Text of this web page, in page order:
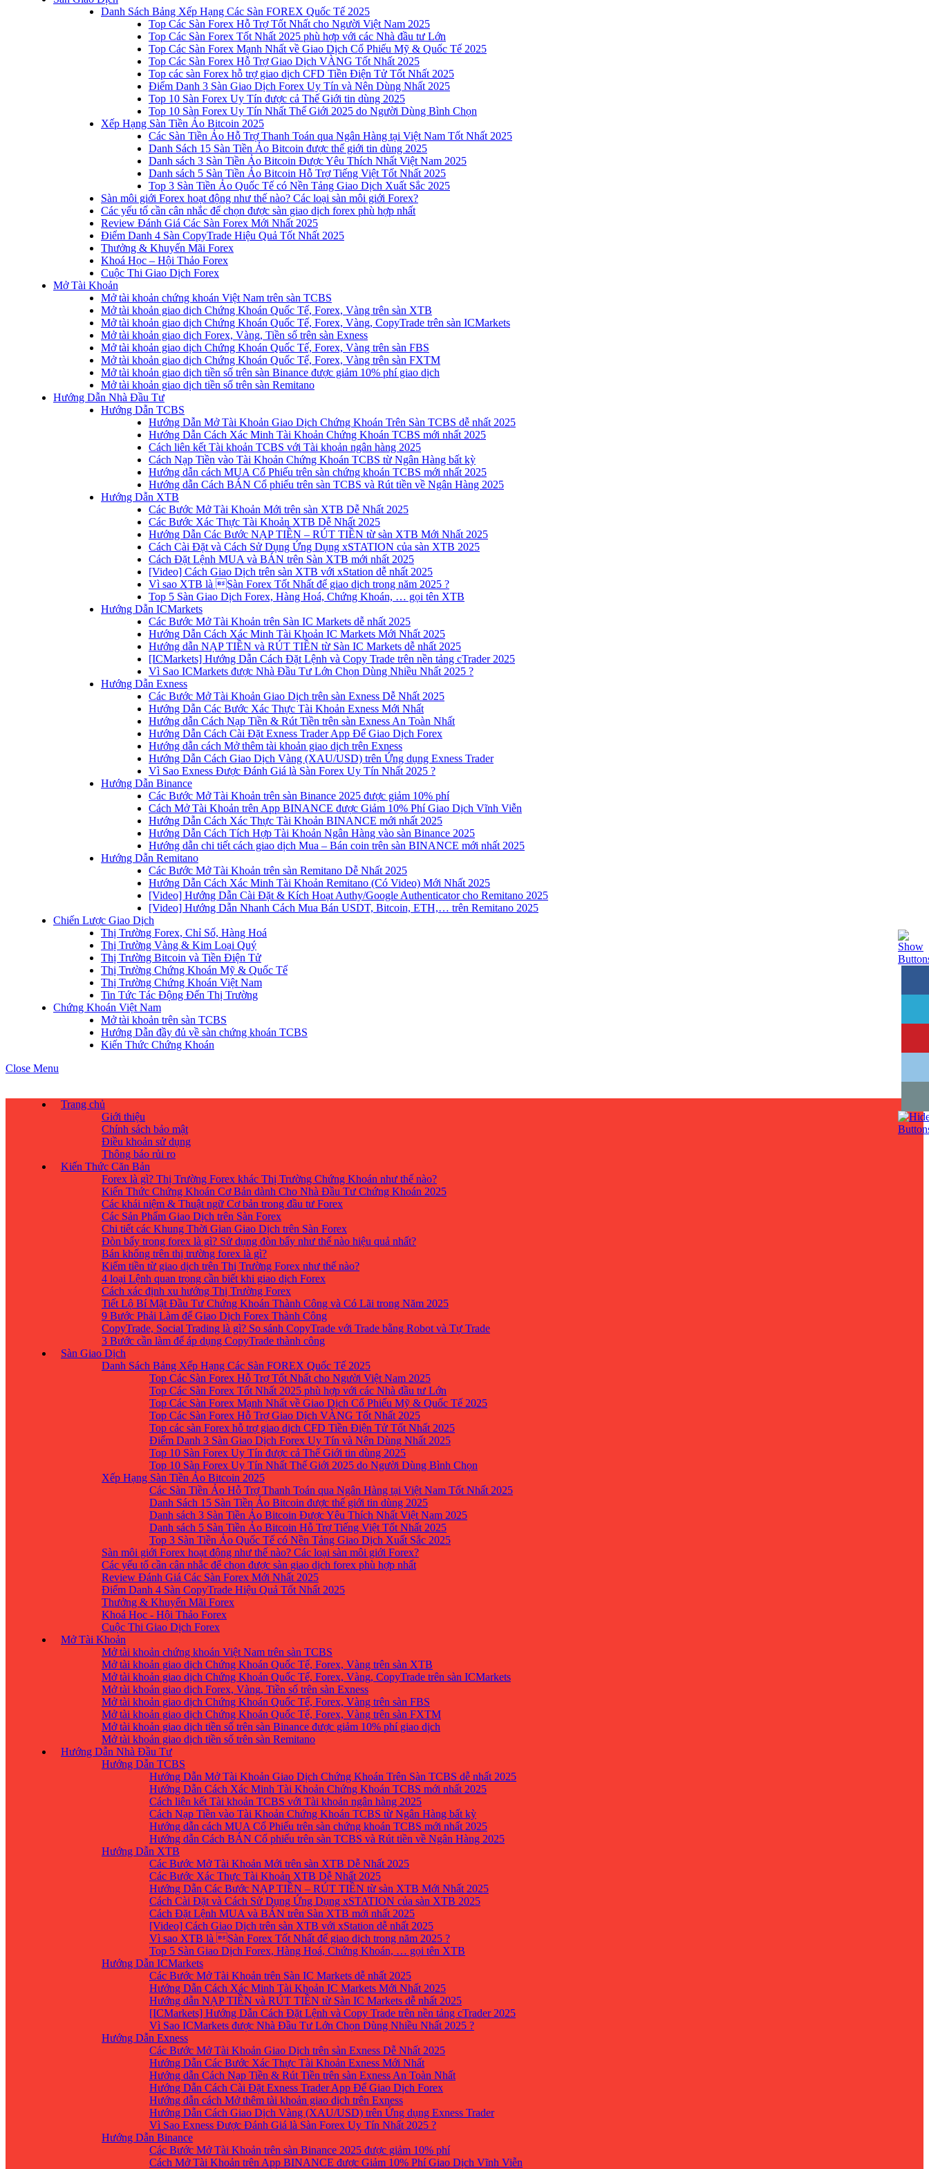
Danh Sách Bảng Xếp Hạng Các Sàn FOREX Quốc Tế 2025
Top Các Sàn Forex Hỗ Trợ Tốt Nhất cho Người Việt Nam 2025
Top Các Sàn Forex Tốt Nhất 2025 phù hợp với các Nhà đầu tư Lớn
Top Các Sàn Forex Mạnh Nhất về Giao Dịch Cổ Phiếu Mỹ & Quốc Tế 2025
Top Các Sàn Forex Hỗ Trợ Giao Dịch VÀNG Tốt Nhất 2025
Top các sàn Forex hỗ trợ giao dịch CFD Tiền Điện Tử Tốt Nhất 2025
Điểm Danh 3 Sàn Giao Dịch Forex Uy Tín và Nên Dùng Nhất 2025
Top 10 Sàn Forex Uy Tín được cả Thế Giới tin dùng 2025
Top 10 Sàn Forex Uy Tín Nhất Thế Giới 2025 do Người Dùng Bình Chọn
Xếp Hạng Sàn Tiền Ảo Bitcoin 2025
Các Sàn Tiền Ảo Hỗ Trợ Thanh Toán qua Ngân Hàng tại Việt Nam Tốt Nhất 2025
Danh Sách 15 Sàn Tiền Ảo Bitcoin được thế giới tin dùng 2025
Danh sách 3 Sàn Tiền Ảo Bitcoin Được Yêu Thích Nhất Việt Nam 2025
Danh sách 5 Sàn Tiền Ảo Bitcoin Hỗ Trợ Tiếng Việt Tốt Nhất 2025
Top 3 Sàn Tiền Ảo Quốc Tế có Nền Tảng Giao Dịch Xuất Sắc 2025
Sàn môi giới Forex hoạt động như thế nào? Các loại sàn môi giới Forex?
Các yếu tố cần cân nhắc để chọn được sàn giao dịch forex phù hợp nhất
Review Đánh Giá Các Sàn Forex Mới Nhất 2025
Điểm Danh 4 Sàn CopyTrade Hiệu Quả Tốt Nhất 2025
Thưởng & Khuyến Mãi Forex
Khoá Học – Hội Thảo Forex
Cuộc Thi Giao Dịch Forex
Mở Tài Khoản
Mở tài khoản chứng khoán Việt Nam trên sàn TCBS
Mở tài khoản giao dịch Chứng Khoán Quốc Tế, Forex, Vàng trên sàn XTB
Mở tài khoản giao dịch Chứng Khoán Quốc Tế, Forex, Vàng, CopyTrade trên sàn ICMarkets
Mở tài khoản giao dịch Forex, Vàng, Tiền số trên sàn Exness
Mở tài khoản giao dịch Chứng Khoán Quốc Tế, Forex, Vàng trên sàn FBS
Mở tài khoản giao dịch Chứng Khoán Quốc Tế, Forex, Vàng trên sàn FXTM
Mở tài khoản giao dịch tiền số trên sàn Binance được giảm 10% phí giao dịch
Mở tài khoản giao dịch tiền số trên sàn Remitano
Hướng Dẫn Nhà Đầu Tư
Hướng Dẫn TCBS
Hướng Dẫn Mở Tài Khoản Giao Dịch Chứng Khoán Trên Sàn TCBS dễ nhất 2025
Hướng Dẫn Cách Xác Minh Tài Khoản Chứng Khoán TCBS mới nhất 2025
Cách liên kết Tài khoản TCBS với Tài khoản ngân hàng 2025
Cách Nạp Tiền vào Tài Khoản Chứng Khoán TCBS từ Ngân Hàng bất kỳ
Hướng dẫn cách MUA Cổ Phiếu trên sàn chứng khoán TCBS mới nhất 2025
Hướng dẫn Cách BÁN Cổ phiếu trên sàn TCBS và Rút tiền về Ngân Hàng 2025
Hướng Dẫn XTB
Các Bước Mở Tài Khoản Mới trên sàn XTB Dễ Nhất 2025
Các Bước Xác Thực Tài Khoản XTB Dễ Nhất 2025
Hướng Dẫn Các Bước NẠP TIỀN – RÚT TIỀN từ sàn XTB Mới Nhất 2025
Cách Cài Đặt và Cách Sử Dụng Ứng Dụng xSTATION của sàn XTB 2025
Cách Đặt Lệnh MUA và BÁN trên Sàn XTB mới nhất 2025
[Video] Cách Giao Dịch trên sàn XTB với xStation dễ nhất 2025
Vì sao XTB là Sàn Forex Tốt Nhất để giao dịch trong năm 2025 ?
Top 5 Sàn Giao Dịch Forex, Hàng Hoá, Chứng Khoán, … gọi tên XTB
Hướng Dẫn ICMarkets
Các Bước Mở Tài Khoản trên Sàn IC Markets dễ nhất 2025
Hướng Dẫn Cách Xác Minh Tài Khoản IC Markets Mới Nhất 2025
Hướng dẫn NẠP TIỀN và RÚT TIỀN từ Sàn IC Markets dễ nhất 2025
[ICMarkets] Hướng Dẫn Cách Đặt Lệnh và Copy Trade trên nền tảng cTrader 2025
Vì Sao ICMarkets được Nhà Đầu Tư Lớn Chọn Dùng Nhiều Nhất 2025 ?
Hướng Dẫn Exness
Các Bước Mở Tài Khoản Giao Dịch trên sàn Exness Dễ Nhất 2025
Hướng Dẫn Các Bước Xác Thực Tài Khoản Exness Mới Nhất
Hướng dẫn Cách Nạp Tiền & Rút Tiền trên sàn Exness An Toàn Nhất
Hướng Dẫn Cách Cài Đặt Exness Trader App Để Giao Dịch Forex
Hướng dẫn cách Mở thêm tài khoản giao dịch trên Exness
Hướng Dẫn Cách Giao Dịch Vàng (XAU/USD) trên Ứng dụng Exness Trader
Vì Sao Exness Được Đánh Giá là Sàn Forex Uy Tín Nhất 2025 ?
Hướng Dẫn Binance
Các Bước Mở Tài Khoản trên sàn Binance 2025 được giảm 10% phí
Cách Mở Tài Khoản trên App BINANCE được Giảm 10% Phí Giao Dịch Vĩnh Viễn
Hướng Dẫn Cách Xác Thực Tài Khoản BINANCE mới nhất 2025
Hướng Dẫn Cách Tích Hợp Tài Khoản Ngân Hàng vào sàn Binance 2025
Hướng dẫn chi tiết cách giao dịch Mua – Bán coin trên sàn BINANCE mới nhất 2025
Hướng Dẫn Remitano
Các Bước Mở Tài Khoản trên sàn Remitano Dễ Nhất 2025
Hướng Dẫn Cách Xác Minh Tài Khoản Remitano (Có Video) Mới Nhất 2025
[Video] Hướng Dẫn Cài Đặt & Kích Hoạt Authy/Google Authenticator cho Remitano 2025
[Video] Hướng Dẫn Nhanh Cách Mua Bán USDT, Bitcoin, ETH,… trên Remitano 2025
Chiến Lược Giao Dịch
Thị Trường Forex, Chỉ Số, Hàng Hoá
Thị Trường Vàng & Kim Loại Quý
Thị Trường Bitcoin và Tiền Điện Tử
Thị Trường Chứng Khoán Mỹ & Quốc Tế
Thị Trường Chứng Khoán Việt Nam
Tin Tức Tác Động Đến Thị Trường
Chứng Khoán Việt Nam
Mở tài khoản trên sàn TCBS
Hướng Dẫn đầy đủ về sàn chứng khoán TCBS
Kiến Thức Chứng Khoán
Close Menu
Trang chủ
Giới thiệu
Chính sách bảo mật
Điều khoản sử dụng
Thông báo rủi ro
Kiến Thức Căn Bản
Forex là gì? Thị Trường Forex khác Thị Trường Chứng Khoán như thế nào?
Kiến Thức Chứng Khoán Cơ Bản dành Cho Nhà Đầu Tư Chứng Khoán 2025
Các khái niệm & Thuật ngữ Cơ bản trong đầu tư Forex
Các Sản Phẩm Giao Dịch trên Sàn Forex
Chi tiết các Khung Thời Gian Giao Dịch trên Sàn Forex
Đòn bẩy trong forex là gì? Sử dụng đòn bẩy như thế nào hiệu quả nhất?
Bán khống trên thị trường forex là gì?
Kiếm tiền từ giao dịch trên Thị Trường Forex như thế nào?
4 loại Lệnh quan trọng cần biết khi giao dịch Forex
Cách xác định xu hướng Thị Trường Forex
Tiết Lộ Bí Mật Đầu Tư Chứng Khoán Thành Công và Có Lãi trong Năm 2025
9 Bước Phải Làm để Giao Dịch Forex Thành Công
CopyTrade, Social Trading là gì? So sánh CopyTrade với Trade bằng Robot và Tự Trade
3 Bước cần làm để áp dụng CopyTrade thành công
Sàn Giao Dịch
Danh Sách Bảng Xếp Hạng Các Sàn FOREX Quốc Tế 2025
Top Các Sàn Forex Hỗ Trợ Tốt Nhất cho Người Việt Nam 2025
Top Các Sàn Forex Tốt Nhất 2025 phù hợp với các Nhà đầu tư Lớn
Top Các Sàn Forex Mạnh Nhất về Giao Dịch Cổ Phiếu Mỹ & Quốc Tế 2025
Top Các Sàn Forex Hỗ Trợ Giao Dịch VÀNG Tốt Nhất 2025
Top các sàn Forex hỗ trợ giao dịch CFD Tiền Điện Tử Tốt Nhất 2025
Điểm Danh 3 Sàn Giao Dịch Forex Uy Tín và Nên Dùng Nhất 2025
Top 10 Sàn Forex Uy Tín được cả Thế Giới tin dùng 2025
Top 10 Sàn Forex Uy Tín Nhất Thế Giới 2025 do Người Dùng Bình Chọn
Xếp Hạng Sàn Tiền Ảo Bitcoin 2025
Các Sàn Tiền Ảo Hỗ Trợ Thanh Toán qua Ngân Hàng tại Việt Nam Tốt Nhất 2025
Danh Sách 15 Sàn Tiền Ảo Bitcoin được thế giới tin dùng 2025
Danh sách 3 Sàn Tiền Ảo Bitcoin Được Yêu Thích Nhất Việt Nam 2025
Danh sách 5 Sàn Tiền Ảo Bitcoin Hỗ Trợ Tiếng Việt Tốt Nhất 2025
Top 3 Sàn Tiền Ảo Quốc Tế có Nền Tảng Giao Dịch Xuất Sắc 2025
Sàn môi giới Forex hoạt động như thế nào? Các loại sàn môi giới Forex?
Các yếu tố cần cân nhắc để chọn được sàn giao dịch forex phù hợp nhất
Review Đánh Giá Các Sàn Forex Mới Nhất 2025
Điểm Danh 4 Sàn CopyTrade Hiệu Quả Tốt Nhất 2025
Thưởng & Khuyến Mãi Forex
Khoá Học - Hội Thảo Forex
Cuộc Thi Giao Dịch Forex
Mở Tài Khoản
Mở tài khoản chứng khoán Việt Nam trên sàn TCBS
Mở tài khoản giao dịch Chứng Khoán Quốc Tế, Forex, Vàng trên sàn XTB
Mở tài khoản giao dịch Chứng Khoán Quốc Tế, Forex, Vàng, CopyTrade trên sàn ICMarkets
Mở tài khoản giao dịch Forex, Vàng, Tiền số trên sàn Exness
Mở tài khoản giao dịch Chứng Khoán Quốc Tế, Forex, Vàng trên sàn FBS
Mở tài khoản giao dịch Chứng Khoán Quốc Tế, Forex, Vàng trên sàn FXTM
Mở tài khoản giao dịch tiền số trên sàn Binance được giảm 10% phí giao dịch
Mở tài khoản giao dịch tiền số trên sàn Remitano
Hướng Dẫn Nhà Đầu Tư
Hướng Dẫn TCBS
Hướng Dẫn Mở Tài Khoản Giao Dịch Chứng Khoán Trên Sàn TCBS dễ nhất 2025
Hướng Dẫn Cách Xác Minh Tài Khoản Chứng Khoán TCBS mới nhất 2025
Cách liên kết Tài khoản TCBS với Tài khoản ngân hàng 2025
Cách Nạp Tiền vào Tài Khoản Chứng Khoán TCBS từ Ngân Hàng bất kỳ
Hướng dẫn cách MUA Cổ Phiếu trên sàn chứng khoán TCBS mới nhất 2025
Hướng dẫn Cách BÁN Cổ phiếu trên sàn TCBS và Rút tiền về Ngân Hàng 2025
Hướng Dẫn XTB
Các Bước Mở Tài Khoản Mới trên sàn XTB Dễ Nhất 2025
Các Bước Xác Thực Tài Khoản XTB Dễ Nhất 2025
Hướng Dẫn Các Bước NẠP TIỀN – RÚT TIỀN từ sàn XTB Mới Nhất 2025
Cách Cài Đặt và Cách Sử Dụng Ứng Dụng xSTATION của sàn XTB 2025
Cách Đặt Lệnh MUA và BÁN trên Sàn XTB mới nhất 2025
[Video] Cách Giao Dịch trên sàn XTB với xStation dễ nhất 2025
Vì sao XTB là Sàn Forex Tốt Nhất để giao dịch trong năm 2025 ?
Top 5 Sàn Giao Dịch Forex, Hàng Hoá, Chứng Khoán, … gọi tên XTB
Hướng Dẫn ICMarkets
Các Bước Mở Tài Khoản trên Sàn IC Markets dễ nhất 2025
Hướng Dẫn Cách Xác Minh Tài Khoản IC Markets Mới Nhất 2025
Hướng dẫn NẠP TIỀN và RÚT TIỀN từ Sàn IC Markets dễ nhất 2025
[ICMarkets] Hướng Dẫn Cách Đặt Lệnh và Copy Trade trên nền tảng cTrader 2025
Vì Sao ICMarkets được Nhà Đầu Tư Lớn Chọn Dùng Nhiều Nhất 2025 ?
Hướng Dẫn Exness
Các Bước Mở Tài Khoản Giao Dịch trên sàn Exness Dễ Nhất 2025
Hướng Dẫn Các Bước Xác Thực Tài Khoản Exness Mới Nhất
Hướng dẫn Cách Nạp Tiền & Rút Tiền trên sàn Exness An Toàn Nhất
Hướng Dẫn Cách Cài Đặt Exness Trader App Để Giao Dịch Forex
Hướng dẫn cách Mở thêm tài khoản giao dịch trên Exness
Hướng Dẫn Cách Giao Dịch Vàng (XAU/USD) trên Ứng dụng Exness Trader
Vì Sao Exness Được Đánh Giá là Sàn Forex Uy Tín Nhất 2025 ?
Hướng Dẫn Binance
Các Bước Mở Tài Khoản trên sàn Binance 2025 được giảm 10% phí
Cách Mở Tài Khoản trên App BINANCE được Giảm 10% Phí Giao Dịch Vĩnh Viễn